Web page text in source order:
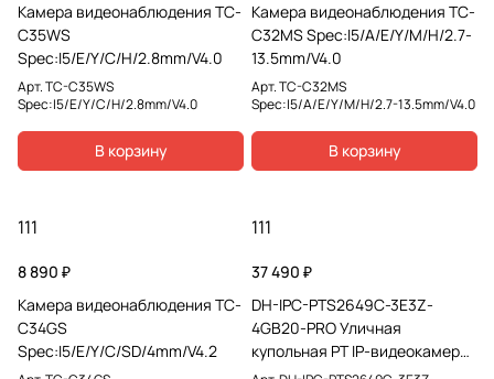
Камера видеонаблюдения TC-
C35WS
Spec:I5/E/Y/C/H/2.8mm/V4.0
Арт.TC-C35WS
Spec:I5/E/Y/C/H/2.8mm/V4.0
В корзину
Камера видеонаблюдения TC-
C32MS Spec:I5/A/E/Y/M/H/2.7-
13.5mm/V4.0
Арт.TC-C32MS
Spec:I5/A/E/Y/M/H/2.7-13.5mm/V4.0
В корзину
111
8 890 ₽
Камера видеонаблюдения TC-
C34GS
Spec:I5/E/Y/C/SD/4mm/V4.2
111
37 490 ₽
DH-IPC-PTS2649C-3E3Z-
4GB20-PRO Уличная
купольная PT IP-видеокамера
с панорамным, 4G модулем и